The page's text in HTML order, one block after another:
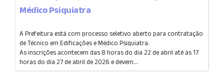
Médico Psiquiatra
A Prefeitura está com processo seletivo aberto para contratação
de Técnico em Edificações e Médico Psiquiatra.
As inscrições acontecem das 8 horas do dia 22 de abril até às 17
horas do dia 27 de abril de 2026 e devem...